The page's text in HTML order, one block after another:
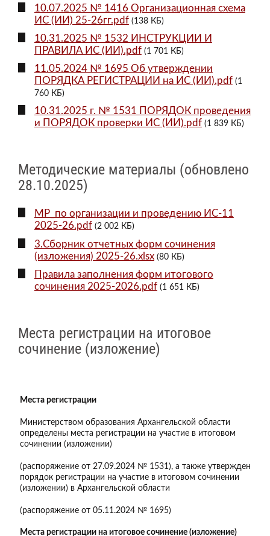
10.07.2025 № 1416 Организационная схема
ИС (ИИ) 25-26гг.pdf (138 КБ)
10.31.2025 № 1532 ИНСТРУКЦИИ И
ПРАВИЛА ИС (ИИ).pdf (1 701 КБ)
11.05.2024 № 1695 Об утверждении
ПОРЯДКА РЕГИСТРАЦИИ на ИС (ИИ).pdf (1
760 КБ)
10.31.2025 г. № 1531 ПОРЯДОК проведения
и ПОРЯДОК проверки ИС (ИИ).pdf (1 839 КБ)
Методические материалы (обновлено
28.10.2025)
МР_по организации и проведению ИС-11
2025-26.pdf (2 002 КБ)
3.Сборник отчетных форм сочинения
(изложения) 2025-26.xlsx (80 КБ)
Правила заполнения форм итогового
сочинения 2025-2026.pdf (1 651 КБ)
Места регистрации на итоговое
сочинение (изложение)
Места регистрации
Министерством образования Архангельской области
определены места регистрации на участие в итоговом
сочинении (изложении)
(распоряжение от 27.09.2024 № 1531), а также утвержден
порядок регистрации на участие в итоговом сочинении
(изложении) в Архангельской области
(распоряжение от 05.11.2024 № 1695)
Места регистрации на итоговое сочинение (изложение)